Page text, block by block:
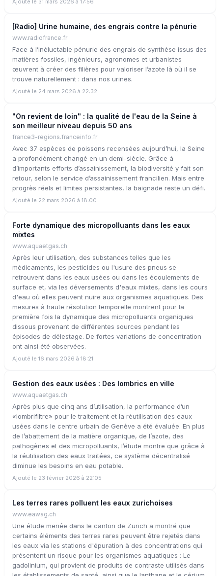
Ajouté le 31 mars 2026 à 17:56
[Radio] Urine humaine, des engrais contre la pénurie
www.radiofrance.fr
Face à l’inéluctable pénurie des engrais de synthèse issus des
matières fossiles, ingénieurs, agronomes et urbanistes
œuvrent à créer des filières pour valoriser l’azote là où il se
trouve naturellement : dans nos urines.
Ajouté le 24 mars 2026 à 22:32
"On revient de loin" : la qualité de l'eau de la Seine à
son meilleur niveau depuis 50 ans
france3-regions.franceinfo.fr
Avec 37 espèces de poissons recensées aujourd’hui, la Seine
a profondément changé en un demi-siècle. Grâce à
d’importants efforts d’assainissement, la biodiversité y fait son
retour, selon le service d’assainissement francilien. Mais entre
progrès réels et limites persistantes, la baignade reste un défi.
Ajouté le 22 mars 2026 à 18:00
Forte dynamique des micropolluants dans les eaux
mixtes
www.aquaetgas.ch
Après leur utilisation, des substances telles que les
médicaments, les pesticides ou l'usure des pneus se
retrouvent dans les eaux usées ou dans les écoulements de
surface et, via les déversements d'eaux mixtes, dans les cours
d'eau où elles peuvent nuire aux organismes aquatiques. Des
mesures à haute résolution temporelle montrent pour la
première fois la dynamique des micropolluants organiques
dissous provenant de différentes sources pendant les
épisodes de délestage. De fortes variations de concentration
ont ainsi été observées.
Ajouté le 16 mars 2026 à 18:21
Gestion des eaux usées : Des lombrics en ville
www.aquaetgas.ch
Après plus que cinq ans d’utilisation, la performance d’un
«lombrifiltre» pour le traitement et la réutilisation des eaux
usées dans le centre urbain de Genève a été évaluée. En plus
de l’abattement de la matière organique, de l’azote, des
pathogènes et des micropolluants, l’étude montre que grâce à
la réutilisation des eaux traitées, ce système décentralisé
diminue les besoins en eau potable.
Ajouté le 23 février 2026 à 22:05
Les terres rares polluent les eaux zurichoises
www.eawag.ch
Une étude menée dans le canton de Zurich a montré que
certains éléments des terres rares peuvent être rejetés dans
les eaux via les stations d'épuration à des concentrations qui
présentent un risque pour les organismes aquatiques : Le
gadolinium, qui provient de produits de contraste utilisés dans